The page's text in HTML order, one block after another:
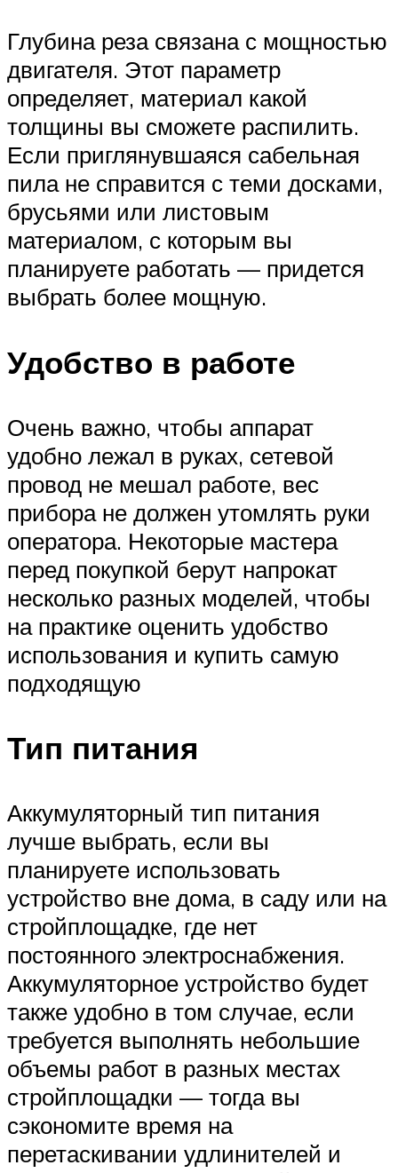
Глубина реза связана с мощностью
двигателя. Этот параметр
определяет, материал какой
толщины вы сможете распилить.
Если приглянувшаяся сабельная
пила не справится с теми досками,
брусьями или листовым
материалом, с которым вы
планируете работать — придется
выбрать более мощную.
Удобство в работе
Очень важно, чтобы аппарат
удобно лежал в руках, сетевой
провод не мешал работе, вес
прибора не должен утомлять руки
оператора. Некоторые мастера
перед покупкой берут напрокат
несколько разных моделей, чтобы
на практике оценить удобство
использования и купить самую
подходящую
Тип питания
Аккумуляторный тип питания
лучше выбрать, если вы
планируете использовать
устройство вне дома, в саду или на
стройплощадке, где нет
постоянного электроснабжения.
Аккумуляторное устройство будет
также удобно в том случае, если
требуется выполнять небольшие
объемы работ в разных местах
стройплощадки — тогда вы
сэкономите время на
перетаскивании удлинителей и